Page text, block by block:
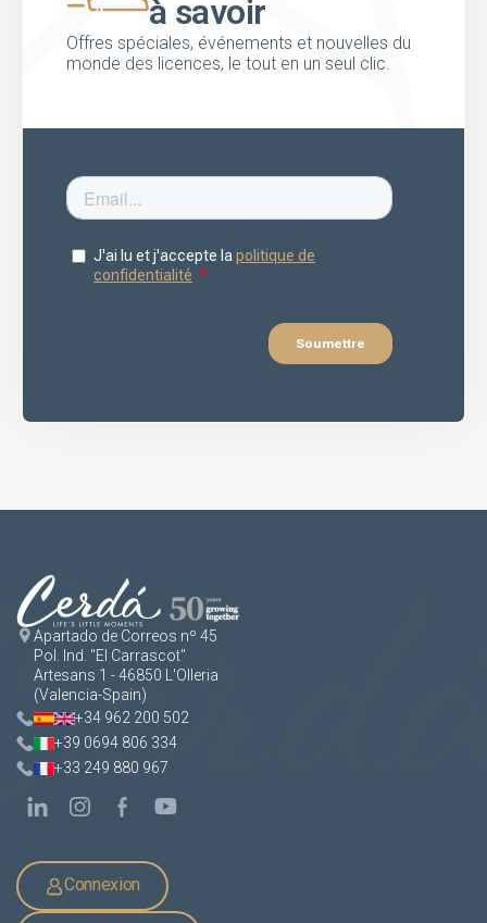
à savoir
Offres spéciales, événements et nouvelles du
monde des licences, le tout en un seul clic.
Apartado de Correos nº 45
Pol. Ind. "El Carrascot"
Artesans 1 - 46850 L'Olleria
(Valencia-Spain)
+34 962 200 502
+39 0694 806 334
+33 249 880 967
Connexion